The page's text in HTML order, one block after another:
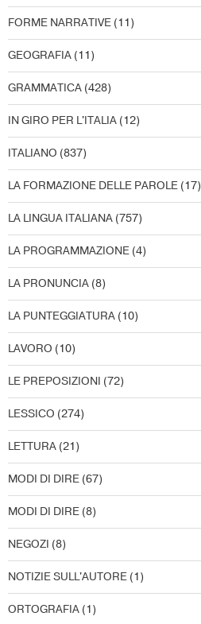
FORME NARRATIVE (11)
GEOGRAFIA (11)
GRAMMATICA (428)
IN GIRO PER L'ITALIA (12)
ITALIANO (837)
LA FORMAZIONE DELLE PAROLE (17)
LA LINGUA ITALIANA (757)
LA PROGRAMMAZIONE (4)
LA PRONUNCIA (8)
LA PUNTEGGIATURA (10)
LAVORO (10)
LE PREPOSIZIONI (72)
LESSICO (274)
LETTURA (21)
MODI DI DIRE (67)
MODI DI DIRE (8)
NEGOZI (8)
NOTIZIE SULL'AUTORE (1)
ORTOGRAFIA (1)